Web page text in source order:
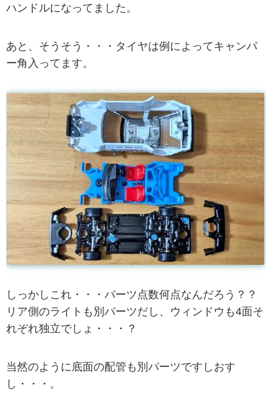
ハンドルになってました。
あと、そうそう・・・タイヤは例によってキャンパ
ー角入ってます。
しっかしこれ・・・パーツ点数何点なんだろう？？
リア側のライトも別パーツだし、ウィンドウも4面そ
れぞれ独立でしょ・・・？
当然のように底面の配管も別パーツですしおす
し・・・。